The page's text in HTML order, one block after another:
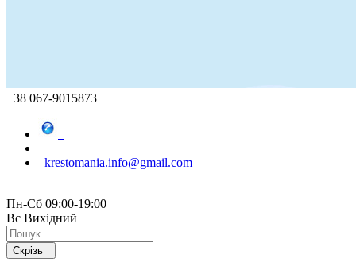
+38 067-9015873
krestomania.info@gmail.com
Пн-Сб 09:00-19:00
Вс Вихідний
Скрізь